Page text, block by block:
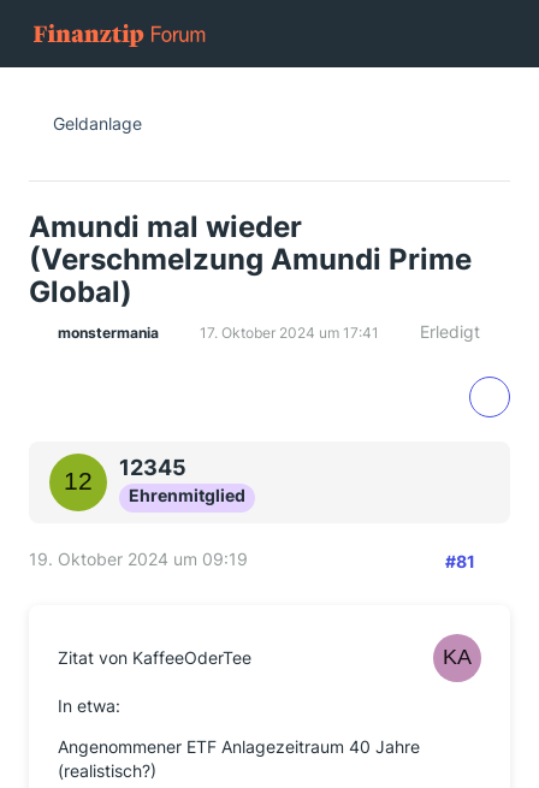
Geldanlage
Amundi mal wieder
(Verschmelzung Amundi Prime
Global)
monstermania 17. Oktober 2024 um 17:41 Erledigt
12345
Ehrenmitglied
19. Oktober 2024 um 09:19 #81
Zitat von KaffeeOderTee
In etwa:
Angenommener ETF Anlagezeitraum 40 Jahre
(realistisch?)